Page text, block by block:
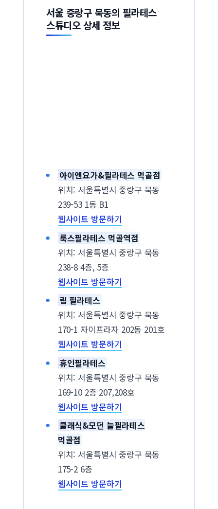
서울 중랑구 묵동의 필라테스
스튜디오 상세 정보
아이엔요가&필라테스 먹골점
위치: 서울특별시 중랑구 묵동
239-53 1동 B1
웹사이트 방문하기
룩스필라테스 먹골역점
위치: 서울특별시 중랑구 묵동
238-8 4층, 5층
웹사이트 방문하기
림 필라테스
위치: 서울특별시 중랑구 묵동
170-1 자이프라자 202동 201호
웹사이트 방문하기
휴인필라테스
위치: 서울특별시 중랑구 묵동
169-10 2층 207,208호
웹사이트 방문하기
클래식&모던 늘필라테스
먹골점
위치: 서울특별시 중랑구 묵동
175-2 6층
웹사이트 방문하기